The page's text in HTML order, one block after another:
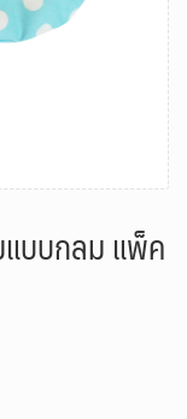
แบบกลม แพ็ค